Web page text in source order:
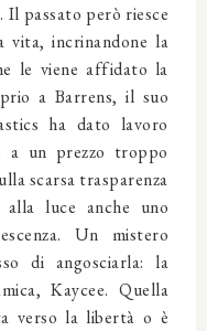
Il passato però riesce
vita, incrinandone la
le viene affidato la
a Barrens, il suo
ha dato lavoro
a un prezzo troppo
scarsa trasparenza
luce anche uno
Un mistero
di angosciarla: la
Kaycee. Quella
verso la libertà o è